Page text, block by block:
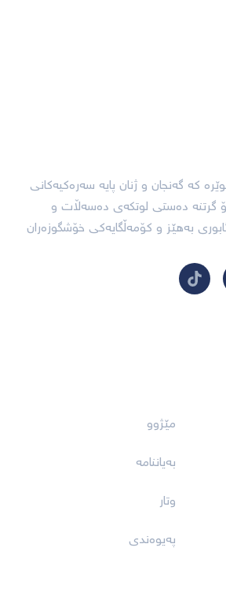
کە گەنجان و ژنان پایە سەرەکیەکانی
گرتنە دەستی لوتکەی دەسەڵات و
بەهێز و کۆمەڵگایەکى خۆشگوزەران
مێژوو
بەیاننامە
وتار
پەیوەندی